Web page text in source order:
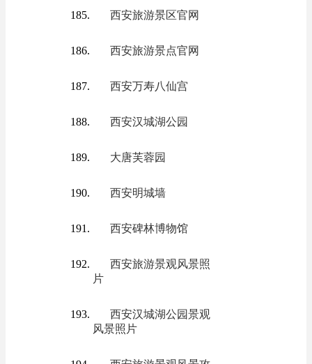
西安旅游景区官网
西安旅游景点官网
西安万寿八仙宫
西安汉城湖公园
大唐芙蓉园
西安明城墙
西安碑林博物馆
西安旅游景观风景照
片
西安汉城湖公园景观
风景照片